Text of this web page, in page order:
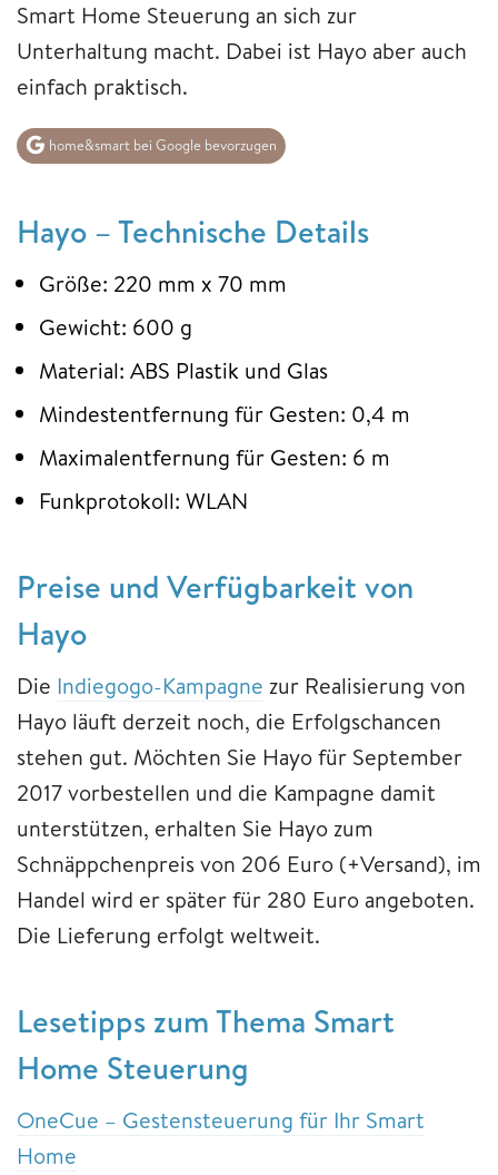
Smart Home Steuerung an sich zur
Unterhaltung macht. Dabei ist Hayo aber auch
einfach praktisch.
home&smart bei Google bevorzugen
Hayo – Technische Details
Größe: 220 mm x 70 mm
Gewicht: 600 g
Material: ABS Plastik und Glas
Mindestentfernung für Gesten: 0,4 m
Maximalentfernung für Gesten: 6 m
Funkprotokoll: WLAN
Preise und Verfügbarkeit von
Hayo
Die Indiegogo-Kampagne zur Realisierung von
Hayo läuft derzeit noch, die Erfolgschancen
stehen gut. Möchten Sie Hayo für September
2017 vorbestellen und die Kampagne damit
unterstützen, erhalten Sie Hayo zum
Schnäppchenpreis von 206 Euro (+Versand), im
Handel wird er später für 280 Euro angeboten.
Die Lieferung erfolgt weltweit.
Lesetipps zum Thema Smart
Home Steuerung
OneCue – Gestensteuerung für Ihr Smart
Home